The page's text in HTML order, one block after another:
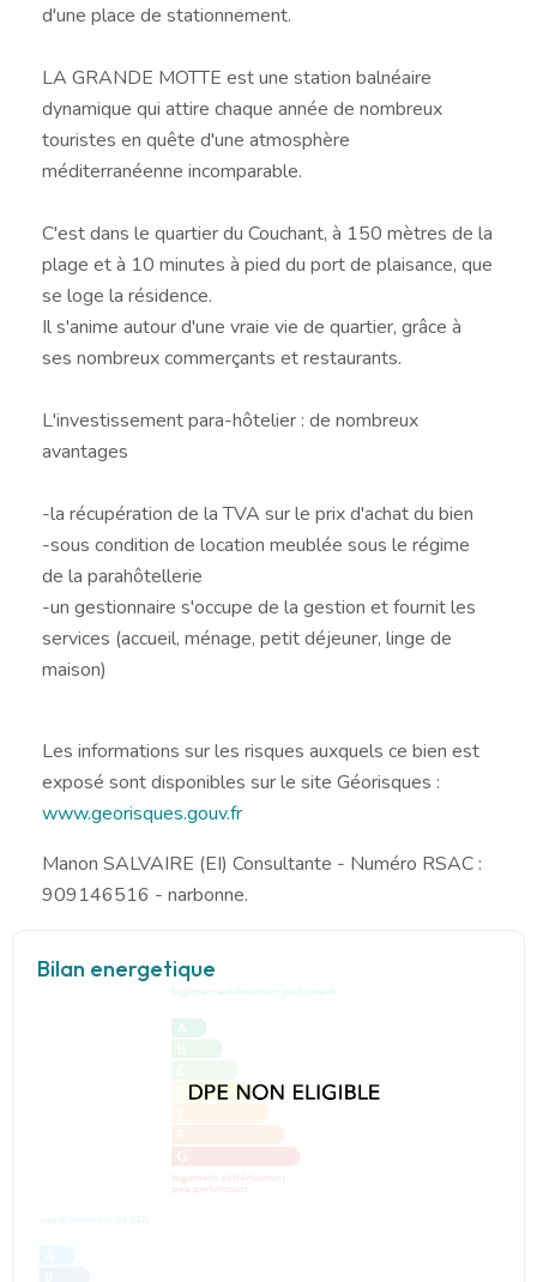
d'une place de stationnement.
LA GRANDE MOTTE est une station balnéaire
dynamique qui attire chaque année de nombreux
touristes en quête d'une atmosphère
méditerranéenne incomparable.
C'est dans le quartier du Couchant, à 150 mètres de la
plage et à 10 minutes à pied du port de plaisance, que
se loge la résidence.
Il s'anime autour d'une vraie vie de quartier, grâce à
ses nombreux commerçants et restaurants.
L'investissement para-hôtelier : de nombreux
avantages
-la récupération de la TVA sur le prix d'achat du bien
-sous condition de location meublée sous le régime
de la parahôtellerie
-un gestionnaire s'occupe de la gestion et fournit les
services (accueil, ménage, petit déjeuner, linge de
maison)
Les informations sur les risques auxquels ce bien est
exposé sont disponibles sur le site Géorisques :
www.georisques.gouv.fr
Manon SALVAIRE (EI) Consultante - Numéro RSAC :
909146516 - narbonne.
Bilan energetique